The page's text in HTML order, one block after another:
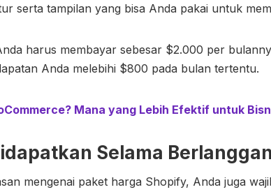
serta tampilan yang bisa Anda pakai untuk
harus membayar sebesar $2.000 per
Anda melebihi $800 pada bulan tertentu.
Mana yang Lebih Efektif untuk
Selama
mengenai paket harga Shopify, Anda juga